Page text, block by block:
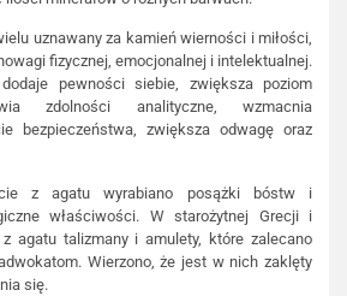
uznawany za kamień wierności i miłości,
fizycznej, emocjonalnej i intelektualnej.
dodaje pewności siebie, zwiększa poziom
zdolności analityczne, wzmacnia
bezpieczeństwa, zwiększa odwagę oraz
z agatu wyrabiano posążki bóstw i
właściwości. W starożytnej Grecji i
agatu talizmany i amulety, które zalecano
Wierzono, że jest w nich zaklęty
się.